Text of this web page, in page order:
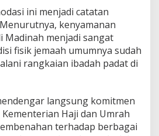
ini menjadi catatan
kenyamanan
Madinah menjadi sangat
fisik jemaah umumnya sudah
rangkaian ibadah padat di
langsung komitmen
Haji dan Umrah
terhadap berbagai